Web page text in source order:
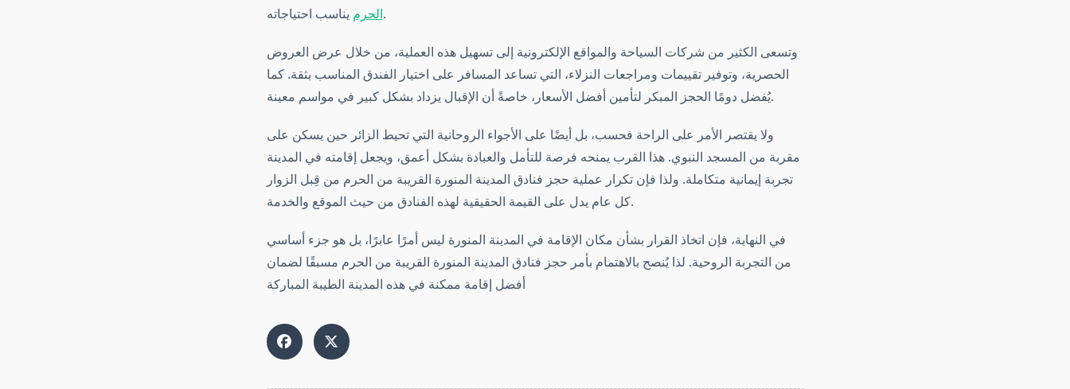
الحرميناسب احتياجاته.
وتسعى الكثير من شركات السياحة والمواقع الإلكترونية إلى تسهيل هذه العملية، من خلال عرض العروض
الحصرية، وتوفير تقييمات ومراجعات النزلاء، التي تساعد المسافر على اختيار الفندق المناسب بثقة. كما
يُفضل دومًا الحجز المبكر لتأمين أفضل الأسعار، خاصةً أن الإقبال يزداد بشكل كبير في مواسم معينة.
ولا يقتصر الأمر على الراحة فحسب، بل أيضًا على الأجواء الروحانية التي تحيط الزائر حين يسكن على
مقربة من المسجد النبوي. هذا القرب يمنحه فرصة للتأمل والعبادة بشكل أعمق، ويجعل إقامته في المدينة
تجربة إيمانية متكاملة. ولذا فإن تكرار عملية حجز فنادق المدينة المنورة القريبة من الحرم من قِبل الزوار
كل عام يدل على القيمة الحقيقية لهذه الفنادق من حيث الموقع والخدمة.
في النهاية، فإن اتخاذ القرار بشأن مكان الإقامة في المدينة المنورة ليس أمرًا عابرًا، بل هو جزء أساسي
من التجربة الروحية. لذا يُنصح بالاهتمام بأمر حجز فنادق المدينة المنورة القريبة من الحرم مسبقًا لضمان
أفضل إقامة ممكنة في هذه المدينة الطيبة المباركة